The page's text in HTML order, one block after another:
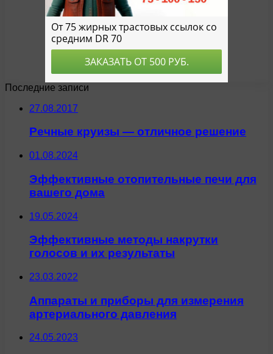
Последние записи
27.08.2017
Речные круизы — отличное решение
01.08.2024
Эффективные отопительные печи для
вашего дома
19.05.2024
Эффективные методы накрутки
голосов и их результаты
23.03.2022
Аппараты и приборы для измерения
артериального давления
24.05.2023